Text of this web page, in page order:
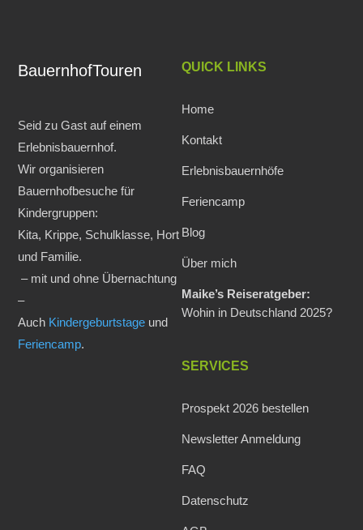
BauernhofTouren
Seid zu Gast auf einem
Erlebnisbauernhof.
Wir organisieren
Bauernhofbesuche für
Kindergruppen:
Kita, Krippe, Schulklasse, Hort
und Familie.
– mit und ohne Übernachtung
–
Auch Kindergeburtstage und
Feriencamp.
QUICK LINKS
Home
Kontakt
Erlebnisbauernhöfe
Feriencamp
Blog
Über mich
Maike’s Reiseratgeber:
Wohin in Deutschland 2025?
SERVICES
Prospekt 2026 bestellen
Newsletter Anmeldung
FAQ
Datenschutz